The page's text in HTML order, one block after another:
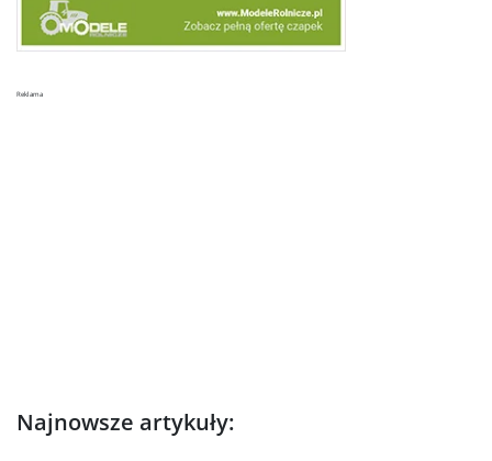
Najnowsze artykuły:
Reklama